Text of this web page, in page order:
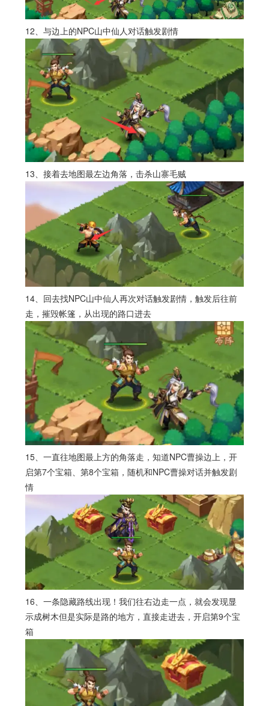
12、与边上的NPC山中仙人对话触发剧情
13、接着去地图最左边角落，击杀山寨毛贼
14、回去找NPC山中仙人再次对话触发剧情，触发后往前
走，摧毁帐篷，从出现的路口进去
15、一直往地图最上方的角落走，知道NPC曹操边上，开
启第7个宝箱、第8个宝箱，随机和NPC曹操对话并触发剧
情
16、一条隐藏路线出现！我们往右边走一点，就会发现显
示成树木但是实际是路的地方，直接走进去，开启第9个宝
箱